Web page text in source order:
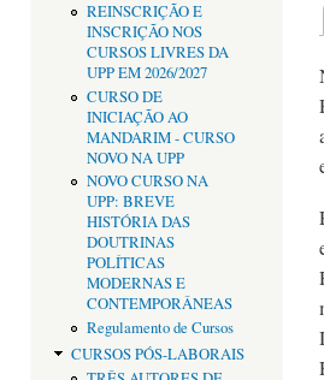
REINSCRIÇÃO E
INSCRIÇÃO NOS
CURSOS LIVRES DA
UPP EM 2026/2027
CURSO DE
INICIAÇÃO AO
MANDARIM - CURSO
NOVO NA UPP
NOVO CURSO NA
UPP: BREVE
HISTÓRIA DAS
DOUTRINAS
POLÍTICAS
MODERNAS E
CONTEMPORÂNEAS
Regulamento de Cursos
CURSOS PÓS-LABORAIS